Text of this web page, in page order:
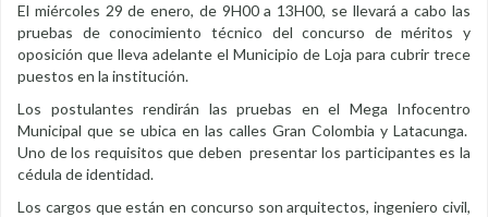
El miércoles 29 de enero, de 9H00 a 13H00, se llevará a cabo las
pruebas de conocimiento técnico del concurso de méritos y
oposición que lleva adelante el Municipio de Loja para cubrir trece
puestos en la institución.
Los postulantes rendirán las pruebas en el Mega Infocentro
Municipal que se ubica en las calles Gran Colombia y Latacunga.
Uno de los requisitos que deben presentar los participantes es la
cédula de identidad.
Los cargos que están en concurso son arquitectos, ingeniero civil,